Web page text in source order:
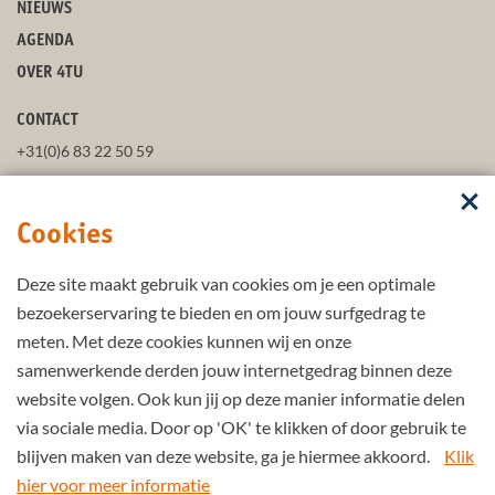
Cookies
Deze site maakt gebruik van cookies om je een optimale
bezoekerservaring te bieden en om jouw surfgedrag te
meten. Met deze cookies kunnen wij en onze
samenwerkende derden jouw internetgedrag binnen deze
website volgen. Ook kun jij op deze manier informatie delen
via sociale media. Door op 'OK' te klikken of door gebruik te
blijven maken van deze website, ga je hiermee akkoord. Klik
hier voor meer informatie
NIEUWS
AGENDA
OVER 4TU
CONTACT
+31(0)6 83 22 50 59
POSTADRES
VOLG ONS
BLIJF UP-TO-DATE